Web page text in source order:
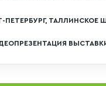
ПЕТЕРБУРГ, ТАЛЛИНСКОЕ